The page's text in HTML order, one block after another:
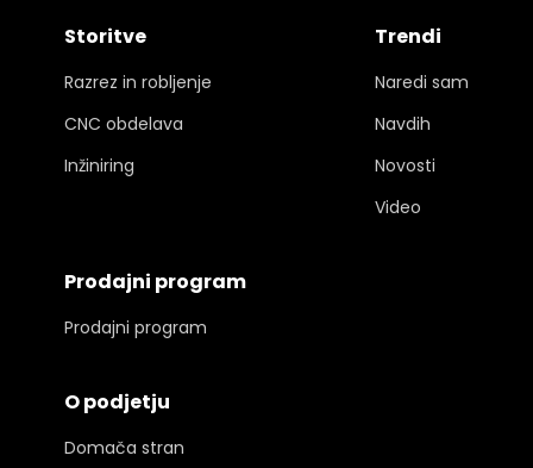
Storitve
Razrez in robljenje
CNC obdelava
Inžiniring
Trendi
Naredi sam
Navdih
Novosti
Video
Prodajni program
Prodajni program
O podjetju
Domača stran